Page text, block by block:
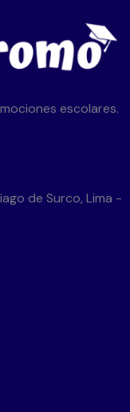
escolares.
de Surco, Lima -